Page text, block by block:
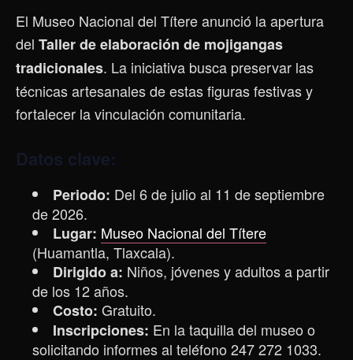
El Museo Nacional del Títere anunció la apertura
del Taller de elaboración de mojigangas
tradicionales. La iniciativa busca preservar las
técnicas artesanales de estas figuras festivas y
fortalecer la vinculación comunitaria.
Datos clave:
Periodo: Del 6 de julio al 11 de septiembre
de 2026.
Lugar: Museo Nacional del Títere
(Huamantla, Tlaxcala).
Dirigido a: Niños, jóvenes y adultos a partir
de los 12 años.
Costo: Gratuito.
Inscripciones: En la taquilla del museo o
solicitando informes al teléfono 247 272 1033.